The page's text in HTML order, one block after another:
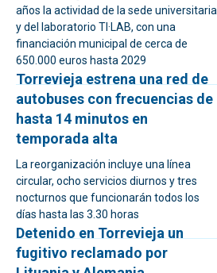
años la actividad de la sede universitaria
y del laboratorio TI·LAB, con una
financiación municipal de cerca de
650.000 euros hasta 2029
Torrevieja estrena una red de
autobuses con frecuencias de
hasta 14 minutos en
temporada alta
La reorganización incluye una línea
circular, ocho servicios diurnos y tres
nocturnos que funcionarán todos los
días hasta las 3.30 horas
Detenido en Torrevieja un
fugitivo reclamado por